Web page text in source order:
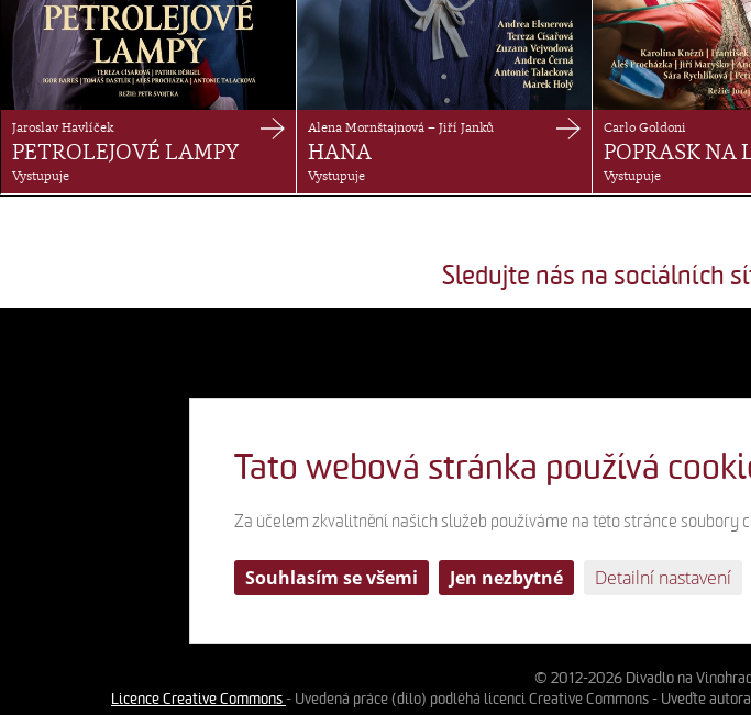
Jaroslav Havlíček
PETROLEJOVÉ LAMPY
Vystupuje
Alena Mornštajnová – Jiří Janků
HANA
Vystupuje
Carlo Goldoni
POPRASK NA
Vystupuje
Sledujte nás na sociálních
© 2012-2026 Divadlo na
Licence Creative Commons- Uvedená práce (dílo) podléhá licenci Creative Commons - Uveďte
Tato webová stránka používá
Za účelem zkvalitnění našich služeb používáme na této stránce soubory
Souhlasím se všemi Jen nezbytné Detailní nastavení